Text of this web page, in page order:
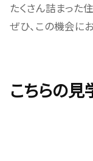
たくさん詰まった
ぜひ、この機会に
こちらの